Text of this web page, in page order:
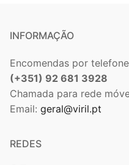
INFORMAÇÃO
Encomendas por
(+351) 92 681 3928
Chamada para rede
Email: geral@viril.pt
REDES